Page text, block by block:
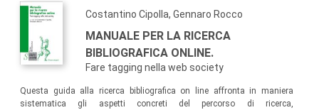
Costantino Cipolla, Gennaro Rocco
MANUALE PER LA RICERCA
BIBLIOGRAFICA ONLINE.
Fare tagging nella web society
Questa guida alla ricerca bibliografica on line affronta in maniera
sistematica gli aspetti concreti del percorso di ricerca,